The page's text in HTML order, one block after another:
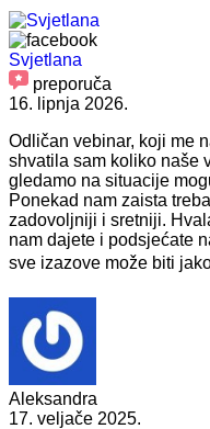
Svjetlana
preporuča
16. lipnja 2026.
Odličan vebinar, koji me
shvatila sam koliko naše
gledamo na situacije
Ponekad nam zaista
zadovoljniji i sretniji.
nam dajete i podsjećate
sve izazove može biti
Aleksandra
17. veljače 2025.